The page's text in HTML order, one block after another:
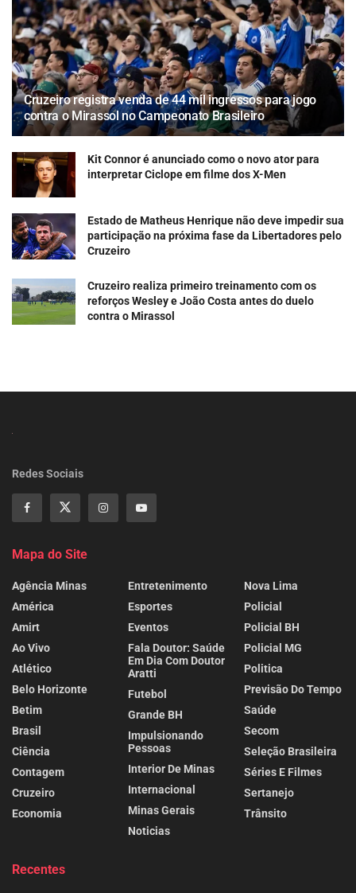
Cruzeiro registra venda de 44 mil ingressos para jogo
contra o Mirassol no Campeonato Brasileiro
Kit Connor é anunciado como o novo ator para
interpretar Ciclope em filme dos X-Men
Estado de Matheus Henrique não deve impedir sua
participação na próxima fase da Libertadores pelo
Cruzeiro
Cruzeiro realiza primeiro treinamento com os
reforços Wesley e João Costa antes do duelo
contra o Mirassol
Redes Sociais
Mapa do Site
Agência Minas
América
Amirt
Ao Vivo
Atlético
Belo Horizonte
Betim
Brasil
Ciência
Contagem
Cruzeiro
Economia
Entretenimento
Esportes
Eventos
Fala Doutor: Saúde
Em Dia Com Doutor
Aratti
Futebol
Grande BH
Impulsionando
Pessoas
Interior De Minas
Internacional
Minas Gerais
Noticias
Nova Lima
Policial
Policial BH
Policial MG
Politica
Previsão Do Tempo
Saúde
Secom
Seleção Brasileira
Séries E Filmes
Sertanejo
Trânsito
Recentes